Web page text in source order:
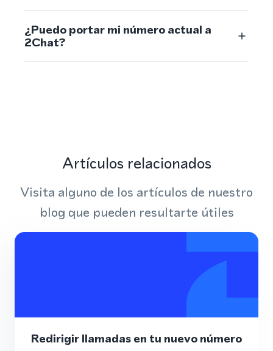
¿Puedo portar mi número actual a
2Chat?
Artículos relacionados
Visita alguno de los artículos de nuestro
blog que pueden resultarte útiles
Redirigir llamadas en tu nuevo número